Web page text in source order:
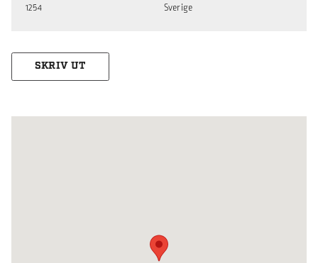
1254
Sverige
SKRIV UT